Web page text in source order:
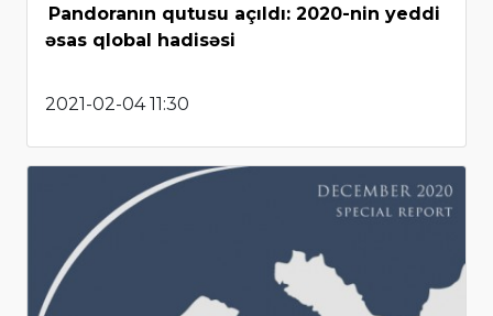
Pandoranın qutusu açıldı: 2020-nin yeddi
əsas qlobal hadisəsi
2021-02-04 11:30